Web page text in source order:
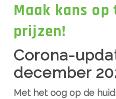
Maak kans op
prijzen!
Corona-
december
Met het oog op de